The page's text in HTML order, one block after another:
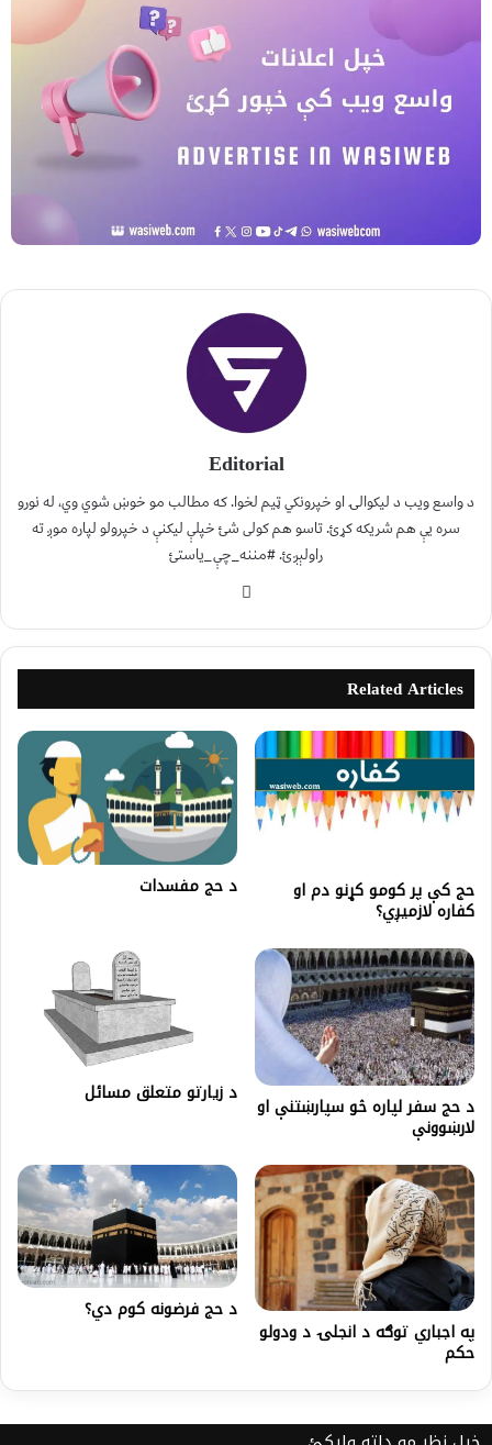
Editorial
د واسع ویب د لیکوالۍ او خپرونکي ټیم لخوا. که مطالب مو خوښ شوي وي، له نورو
سره یې هم شریکه کړئ. تاسو هم کولی شئ خپلې لیکنې د خپرولو لپاره موږ ته
راولېږئ. #مننه_چې_یاستئ
Related Articles
حج کې پر کومو کړنو دم او
کفاره لازمیږي؟
د حج مفسدات
د حج سفر لپاره څو سپارښتنې او
لارښوونې
د زیارتو متعلق مسائل
په اجباري توګه د انجلۍ د ودولو
حکم
د حج فرضونه کوم دي؟